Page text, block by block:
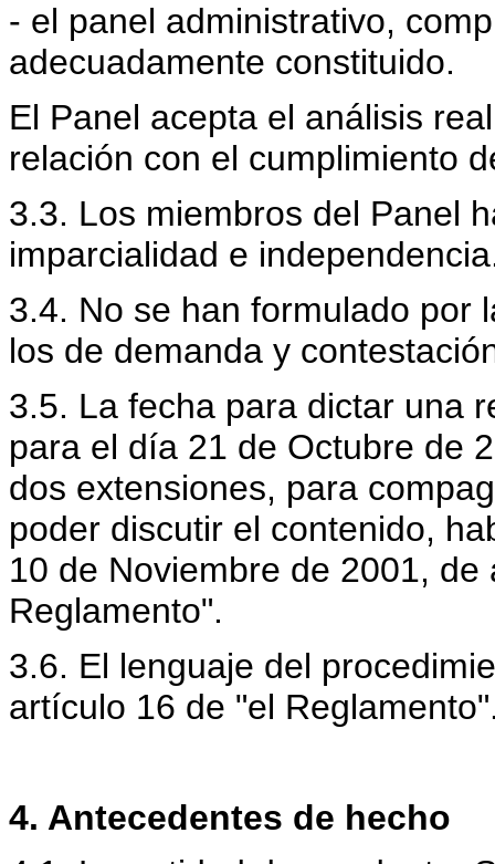
- el panel administrativo,
adecuadamente constituido.
El Panel acepta el análisis
relación con el cumplimiento
3.3. Los miembros del Panel
imparcialidad e
3.4. No se han formulado por
los de demanda y
3.5. La fecha para dictar una
para el día 21 de Octubre de
dos extensiones, para
poder discutir el contenido,
10 de Noviembre de 2001,
Reglamento".
3.6. El lenguaje del
artículo 16 de "el
4. Antecedentes de hecho